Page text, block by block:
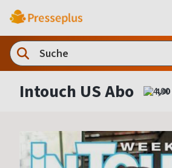
Intouch US Abo 4,00